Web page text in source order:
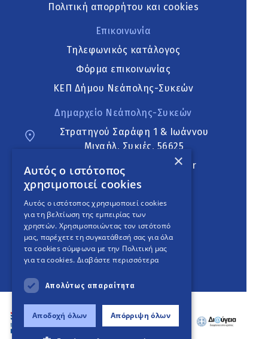
Πολιτική απορρήτου και cookies
Επικοινωνία
Τηλεφωνικός κατάλογος
Φόρμα επικοινωνίας
ΚΕΠ Δήμου Νεάπολης-Συκεών
Δημαρχείο Νεάπολης-Συκεών
Στρατηγού Σαράφη 1 & Ιωάννου
Μιχαήλ, Συκιές, 56625
neapoli.sykies@ddt.gov.gr
Ακολουθήστε
English Version
An project
×
Αυτός ο ιστότοπος
χρησιμοποιεί cookies
Αυτός ο ιστότοπος χρησιμοποιεί cookies
για τη βελτίωση της εμπειρίας των
χρηστών. Χρησιμοποιώντας τον ιστότοπό
μας, παρέχετε τη συγκατάθεσή σας για όλα
τα cookies σύμφωνα με την Πολιτική μας
για τα cookies. Διαβάστε περισσότερα
Απολύτως απαραίτητα
Αποδοχή όλων Απόρριψη όλων